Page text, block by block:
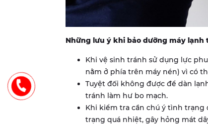
Những lưu ý khi bảo dưỡng máy lạnh
Khi vệ sinh tránh sử dụng lực
nằm ở phía trên máy nén) vì có
Tuyệt đối không được để dàn
tránh làm hư bo mạch.
Khi kiểm tra cần chú ý tình
trạng quá nhiệt, gây hỏng mát